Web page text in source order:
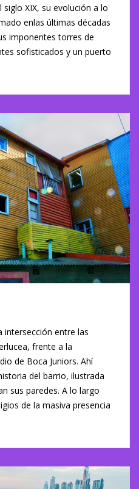
XIX, su evolución a lo
enlas últimas décadas
imponentes torres de
sofisticados y un puerto
intersección entre las
frente a la
de Boca Juniors. Ahí
del barrio, ilustrada
sus paredes. A lo largo
de la masiva presencia